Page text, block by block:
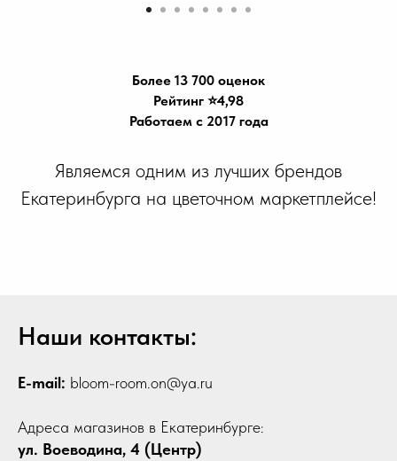
Более 13 700 оценок
Рейтинг ⭐️4,98
Работаем с 2017 года
Являемся одним из лучших брендов
Екатеринбурга на цветочном маркетплейсе!
Наши контакты:
E-mail: bloom-room.on@ya.ru
Адреса магазинов в Екатеринбурге:
ул. Воеводина, 4 (Центр)